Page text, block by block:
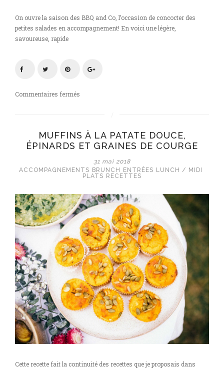
On ouvre la saison des BBQ and Co, l’occasion de concocter des
petites salades en accompagnement! En voici une légère,
savoureuse, rapide
Commentaires fermés
mange-
tout
sésame
et
MUFFINS À LA PATATE DOUCE,
ÉPINARDS ET GRAINES DE COURGE
31 mai 2018
ACCOMPAGNEMENTS BRUNCH ENTRÉES LUNCH / MIDI
PLATS RECETTES
Cette recette fait la continuité des recettes que je proposais dans